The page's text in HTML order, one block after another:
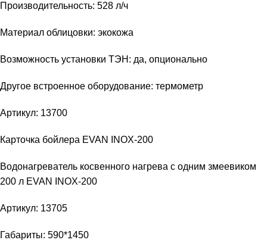
Производительность: 528 л/ч
Материал облицовки: экокожа
Возможность установки ТЭН: да, опционально
Другое встроенное оборудование: термометр
Артикул: 13700
Карточка бойлера EVAN INOX-200
Водонагреватель косвенного нагрева с одним змеевиком
200 л EVAN INOX-200
Артикул: 13705
Габариты: 590*1450